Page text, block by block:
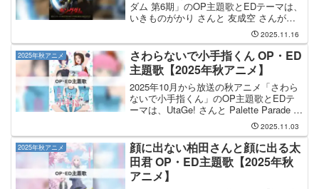
ダム 第6期」のOP主題歌とEDテーマは、
いきものがかり さんと 友成空 さんが担
当します。OP主題歌は いきものがかり
さんが担当し、OP主題歌のタイトルは
「生きて、燦々」です。EDテーマの担当
は...
2025.11.16
2025年秋アニメ
さわらないで小手指くん OP・ED
主題歌【2025年秋アニメ】
2025年10月から放送の秋アニメ「さわら
ないで小手指くん」のOP主題歌とEDテ
ーマは、UtaGe! さんと Palette Parade さ
んが担当します。OP主題歌は UtaGe! さ
んが担当し、OP主題歌のタイトルは
「U.K.U」です...
2025.11.03
2025年秋アニメ
顔に出ない柏田さんと顔に出る太
田君 OP・ED主題歌【2025年秋
アニメ】